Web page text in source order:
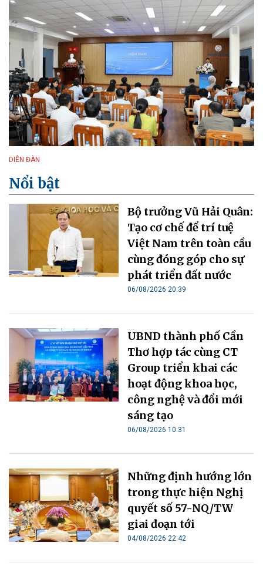
DIỄN ĐÀN
Nổi bật
Bộ trưởng Vũ Hải Quân:
Tạo cơ chế để trí tuệ
Việt Nam trên toàn cầu
cùng đóng góp cho sự
phát triển đất nước
06/08/2026 20:39
UBND thành phố Cần
Thơ hợp tác cùng CT
Group triển khai các
hoạt động khoa học,
công nghệ và đổi mới
sáng tạo
06/08/2026 10:31
Những định hướng lớn
trong thực hiện Nghị
quyết số 57-NQ/TW
giai đoạn tới
04/08/2026 22:42